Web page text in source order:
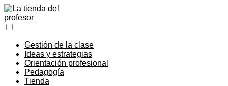
Gestión de la clase
Ideas y estrategias
Orientación profesional
Pedagogía
Tienda